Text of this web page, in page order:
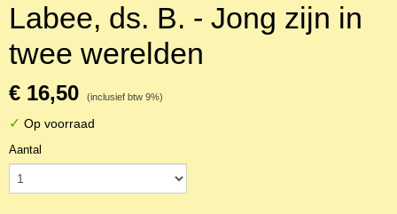
Labee, ds. B. - Jong zijn in
twee werelden
€ 16,50 (inclusief btw 9%)
✓ Op voorraad
Aantal